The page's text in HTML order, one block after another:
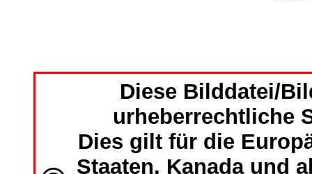
Diese Bilddatei/
urheberrechtliche
Dies gilt für die
Staaten, Kanada und